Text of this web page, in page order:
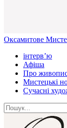
Оксамитове
інтерв’ю
Афіша
Про
Мистецькі
Сучасні